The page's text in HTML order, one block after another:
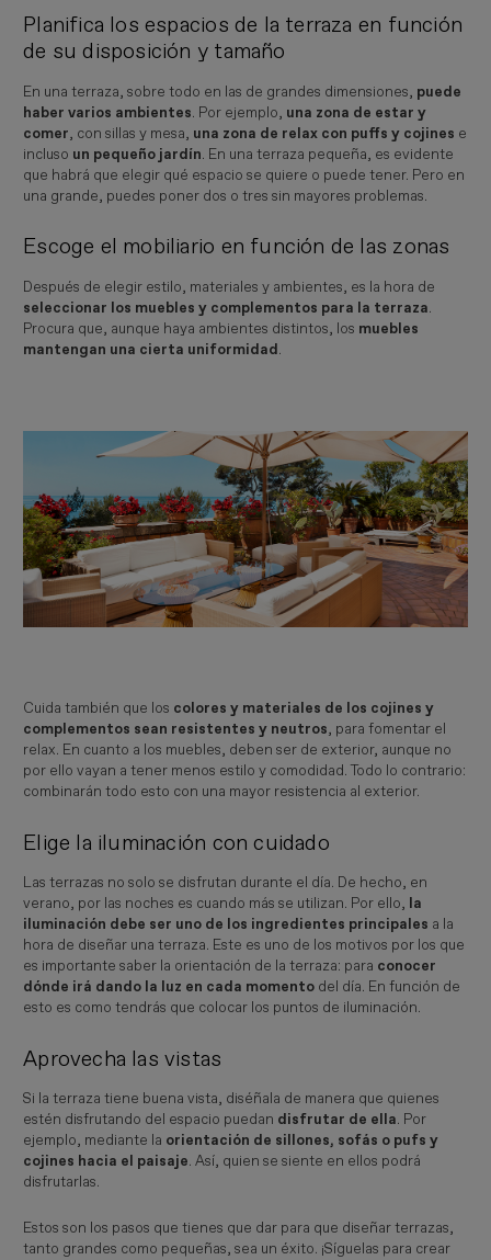
Planifica los espacios de la terraza en función
de su disposición y tamaño
En una terraza, sobre todo en las de grandes dimensiones, puede
haber varios ambientes. Por ejemplo, una zona de estar y
comer, con sillas y mesa, una zona de relax con puffs y cojines e
incluso un pequeño jardín. En una terraza pequeña, es evidente
que habrá que elegir qué espacio se quiere o puede tener. Pero en
una grande, puedes poner dos o tres sin mayores problemas.
Escoge el mobiliario en función de las zonas
Después de elegir estilo, materiales y ambientes, es la hora de
seleccionar los muebles y complementos para la terraza.
Procura que, aunque haya ambientes distintos, los muebles
mantengan una cierta uniformidad .
Cuida también que los colores y materiales de los cojines y
complementos sean resistentes y neutros, para fomentar el
relax. En cuanto a los muebles, deben ser de exterior, aunque no
por ello vayan a tener menos estilo y comodidad. Todo lo contrario:
combinarán todo esto con una mayor resistencia al exterior.
Elige la iluminación con cuidado
Las terrazas no solo se disfrutan durante el día. De hecho, en
verano, por las noches es cuando más se utilizan. Por ello, la
iluminación debe ser uno de los ingredientes principales a la
hora de diseñar una terraza. Este es uno de los motivos por los que
es importante saber la orientación de la terraza: para conocer
dónde irá dando la luz en cada momento del día. En función de
esto es como tendrás que colocar los puntos de iluminación.
Aprovecha las vistas
Si la terraza tiene buena vista, diséñala de manera que quienes
estén disfrutando del espacio puedan disfrutar de ella. Por
ejemplo, mediante la orientación de sillones, sofás o pufs y
cojines hacia el paisaje. Así, quien se siente en ellos podrá
disfrutarlas.
Estos son los pasos que tienes que dar para que diseñar terrazas,
tanto grandes como pequeñas, sea un éxito. ¡Síguelas para crear